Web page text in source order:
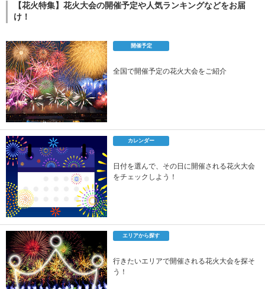
【花火特集】花火大会の開催予定や人気ランキングなどをお届
け！
開催予定
全国で開催予定の花火大会をご紹介
カレンダー
日付を選んで、その日に開催される花火大会
をチェックしよう！
エリアから探す
行きたいエリアで開催される花火大会を探そ
う！